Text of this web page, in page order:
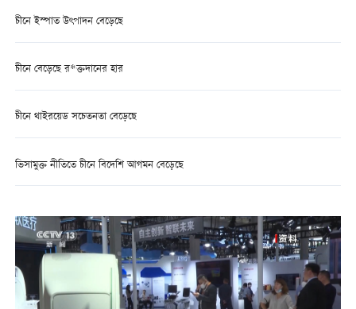
চীনে ইস্পাত উৎপাদন বেড়েছে
চীনে বেড়েছে র*ক্তদানের হার
চীনে থাইরয়েড সচেতনতা বেড়েছে
ভিসামুক্ত নীতিতে চীনে বিদেশি আগমন বেড়েছে